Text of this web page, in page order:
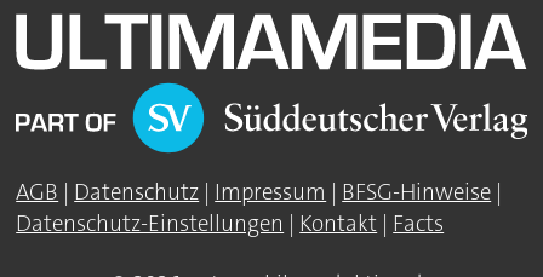
AGB | Datenschutz | Impressum | BFSG-Hinweise |
Datenschutz-Einstellungen | Kontakt | Facts